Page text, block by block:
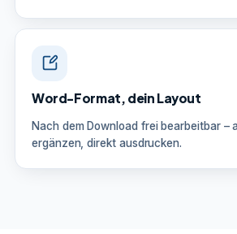
Word-Format, dein Layout
Nach dem Download frei bearbeitbar –
ergänzen, direkt ausdrucken.